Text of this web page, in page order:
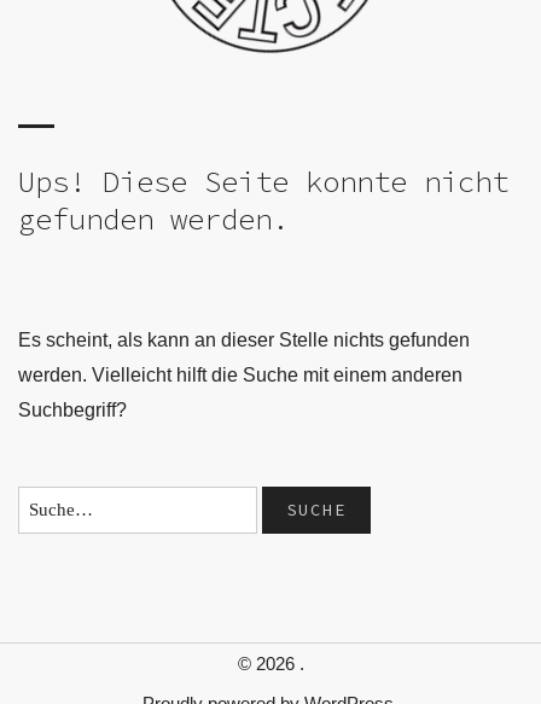
Ups! Diese Seite konnte nicht
gefunden werden.
Es scheint, als kann an dieser Stelle nichts gefunden
werden. Vielleicht hilft die Suche mit einem anderen
Suchbegriff?
© 2026 .